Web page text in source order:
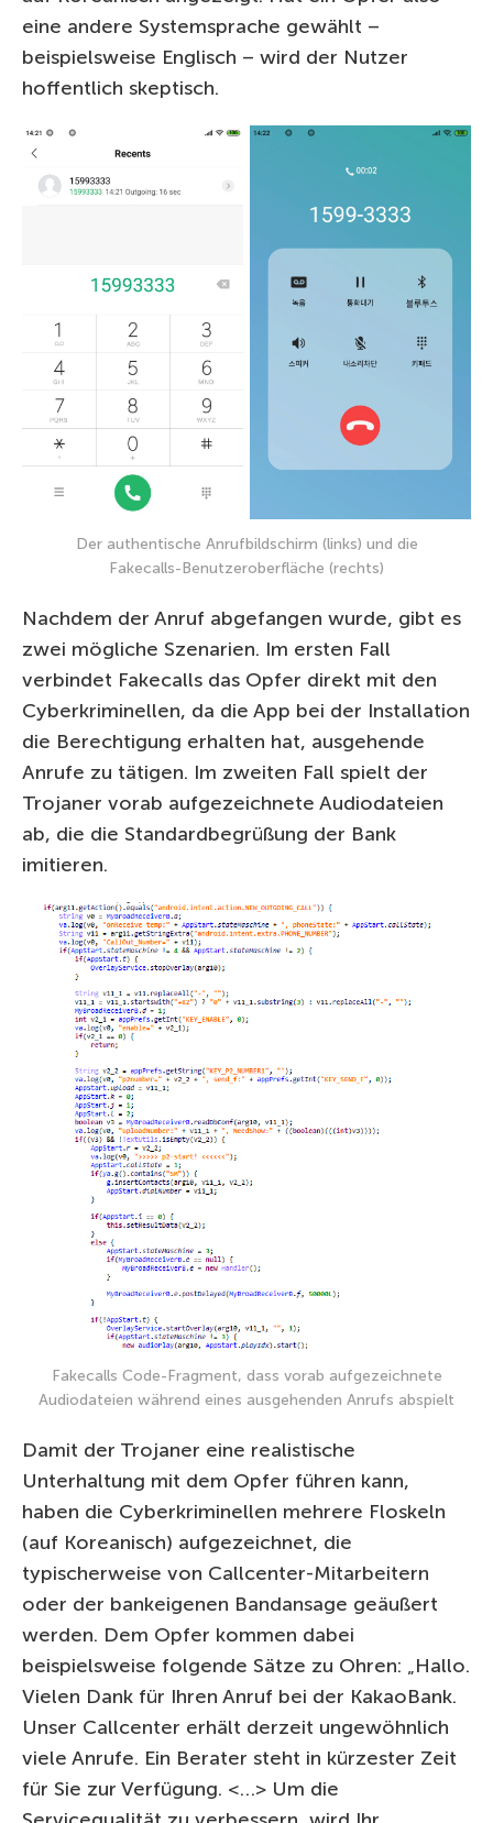
eine andere Systemsprache gewählt –
beispielsweise Englisch – wird der Nutzer
hoffentlich skeptisch.
Der authentische Anrufbildschirm (links) und die
Fakecalls-Benutzeroberfläche (rechts)
Nachdem der Anruf abgefangen wurde, gibt es
zwei mögliche Szenarien. Im ersten Fall
verbindet Fakecalls das Opfer direkt mit den
Cyberkriminellen, da die App bei der Installation
die Berechtigung erhalten hat, ausgehende
Anrufe zu tätigen. Im zweiten Fall spielt der
Trojaner vorab aufgezeichnete Audiodateien
ab, die die Standardbegrüßung der Bank
imitieren.
Fakecalls Code-Fragment, dass vorab aufgezeichnete
Audiodateien während eines ausgehenden Anrufs abspielt
Damit der Trojaner eine realistische
Unterhaltung mit dem Opfer führen kann,
haben die Cyberkriminellen mehrere Floskeln
(auf Koreanisch) aufgezeichnet, die
typischerweise von Callcenter-Mitarbeitern
oder der bankeigenen Bandansage geäußert
werden. Dem Opfer kommen dabei
beispielsweise folgende Sätze zu Ohren: „Hallo.
Vielen Dank für Ihren Anruf bei der KakaoBank.
Unser Callcenter erhält derzeit ungewöhnlich
viele Anrufe. Ein Berater steht in kürzester Zeit
für Sie zur Verfügung. <…> Um die